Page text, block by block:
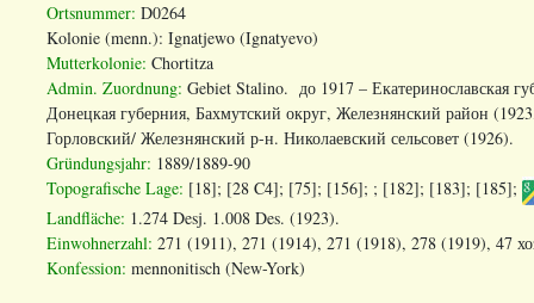
Ortsnummer: D0264
Kolonie (menn.): Ignatjewo (Ignatyevo)
Mutterkolonie: Chortitza
Admin. Zuordnung: Gebiet Stalino. до 1917 – Екатеринославская
Донецкая губерния, Бахмутский округ, Железнянский район
Горловский/ Железнянский р-н. Николаевский сельсовет (1926).
Gründungsjahr: 1889/1889-90
Topografische Lage: [18]; [28 C4]; [75]; [156]; ; [182]; [183]; [185];
Landfläche: 1.274 Desj. 1.008 Des. (1923).
Einwohnerzahl: 271 (1911), 271 (1914), 271 (1918), 278 (1919), 47
Konfession: mennonitisch (New-York)